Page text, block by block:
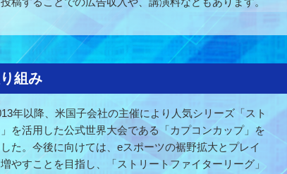
組み
年以降、米国子会社の主催により人気シリーズ「スト
を活用した公式世界大会である「カプコンカップ」を
た。今後に向けては、eスポーツの裾野拡大とプレイ
やすことを目指し、「ストリートファイターリーグ」